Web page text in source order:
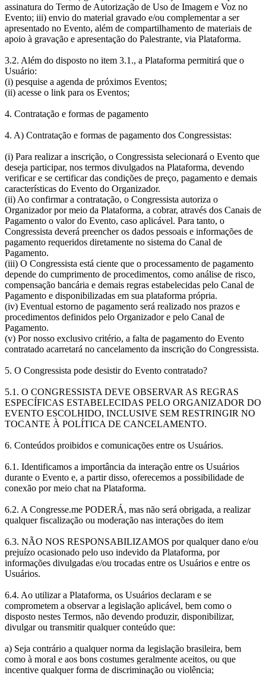
assinatura do Termo de Autorização de Uso de Imagem e Voz no
Evento; iii) envio do material gravado e/ou complementar a ser
apresentado no Evento, além de compartilhamento de materiais de
apoio à gravação e apresentação do Palestrante, via Plataforma.
3.2. Além do disposto no item 3.1., a Plataforma permitirá que o
Usuário:
(i) pesquise a agenda de próximos Eventos;
(ii) acesse o link para os Eventos;
4. Contratação e formas de pagamento
4. A) Contratação e formas de pagamento dos Congressistas:
(i) Para realizar a inscrição, o Congressista selecionará o Evento que
deseja participar, nos termos divulgados na Plataforma, devendo
verificar e se certificar das condições de preço, pagamento e demais
características do Evento do Organizador.
(ii) Ao confirmar a contratação, o Congressista autoriza o
Organizador por meio da Plataforma, a cobrar, através dos Canais de
Pagamento o valor do Evento, caso aplicável. Para tanto, o
Congressista deverá preencher os dados pessoais e informações de
pagamento requeridos diretamente no sistema do Canal de
Pagamento.
(iii) O Congressista está ciente que o processamento de pagamento
depende do cumprimento de procedimentos, como análise de risco,
compensação bancária e demais regras estabelecidas pelo Canal de
Pagamento e disponibilizadas em sua plataforma própria.
(iv) Eventual estorno de pagamento será realizado nos prazos e
procedimentos definidos pelo Organizador e pelo Canal de
Pagamento.
(v) Por nosso exclusivo critério, a falta de pagamento do Evento
contratado acarretará no cancelamento da inscrição do Congressista.
5. O Congressista pode desistir do Evento contratado?
5.1. O CONGRESSISTA DEVE OBSERVAR AS REGRAS
ESPECÍFICAS ESTABELECIDAS PELO ORGANIZADOR DO
EVENTO ESCOLHIDO, INCLUSIVE SEM RESTRINGIR NO
TOCANTE À POLÍTICA DE CANCELAMENTO.
6. Conteúdos proibidos e comunicações entre os Usuários.
6.1. Identificamos a importância da interação entre os Usuários
durante o Evento e, a partir disso, oferecemos a possibilidade de
conexão por meio chat na Plataforma.
6.2. A Congresse.me PODERÁ, mas não será obrigada, a realizar
qualquer fiscalização ou moderação nas interações do item
6.3. NÃO NOS RESPONSABILIZAMOS por qualquer dano e/ou
prejuízo ocasionado pelo uso indevido da Plataforma, por
informações divulgadas e/ou trocadas entre os Usuários e entre os
Usuários.
6.4. Ao utilizar a Plataforma, os Usuários declaram e se
comprometem a observar a legislação aplicável, bem como o
disposto nestes Termos, não devendo produzir, disponibilizar,
divulgar ou transmitir qualquer conteúdo que:
a) Seja contrário a qualquer norma da legislação brasileira, bem
como à moral e aos bons costumes geralmente aceitos, ou que
incentive qualquer forma de discriminação ou violência;